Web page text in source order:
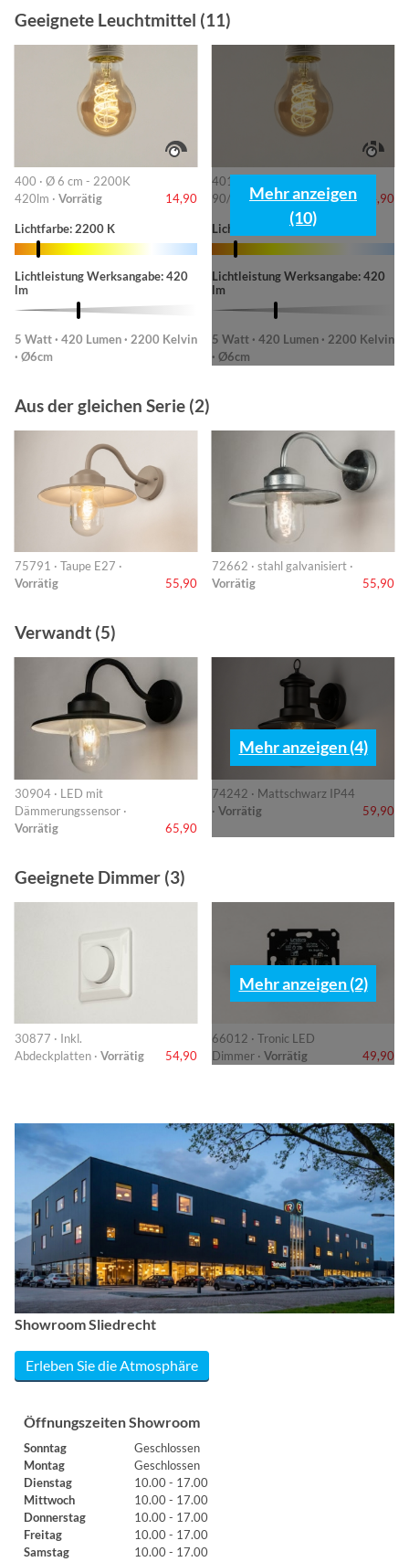
Geeignete Leuchtmittel (11)
400 · Ø 6 cm - 2200K
420lm · Vorrätig 14,90
Lichtfarbe: 2200 K
Lichtleistung Werksangabe: 420
lm
5 Watt · 420 Lumen · 2200 Kelvin
· Ø6cm
401 · 6cm-2200K
90/220/420lm ·Vorrätig 14,90
Lichtfarbe: 2200 K
Lichtleistung Werksangabe: 420
lm
5 Watt · 420 Lumen · 2200 Kelvin
· Ø6cm
Mehr anzeigen
(10)
Aus der gleichen Serie (2)
75791 · Taupe E27 ·
Vorrätig
55,90
72662 · stahl galvanisiert ·
Vorrätig
55,90
Verwandt (5)
30904 · LED mit
Dämmerungssensor ·
Vorrätig
65,90
74242 · Mattschwarz IP44
· Vorrätig 59,90
Mehr anzeigen (4)
Geeignete Dimmer (3)
30877 · Inkl.
Abdeckplatten · Vorrätig 54,90
66012 · Tronic LED
Dimmer · Vorrätig 49,90
Mehr anzeigen (2)
Showroom Sliedrecht
Erleben Sie die Atmosphäre
Öffnungszeiten Showroom
Sonntag
Geschlossen
Montag
Geschlossen
Dienstag
10.00 - 17.00
Mittwoch
10.00 - 17.00
Donnerstag
10.00 - 17.00
Freitag
10.00 - 17.00
Samstag
10.00 - 17.00